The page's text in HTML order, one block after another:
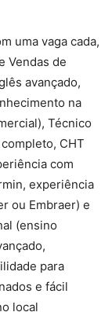
uma vaga cada,
Vendas de
avançado,
na
Técnico
CHT
com
experiência
ou Embraer) e
(ensino
para
e fácil
local